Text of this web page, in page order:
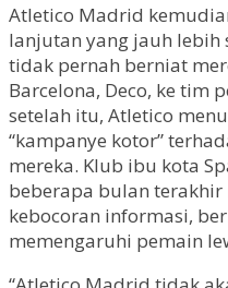
Atletico Madrid
lanjutan yang jauh lebih
tidak pernah berniat
Barcelona, Deco, ke tim
setelah itu, Atletico
“kampanye kotor”
mereka. Klub ibu kota
beberapa bulan terakhir
kebocoran informasi,
memengaruhi pemain